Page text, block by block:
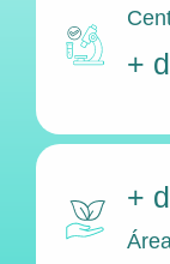
+
+